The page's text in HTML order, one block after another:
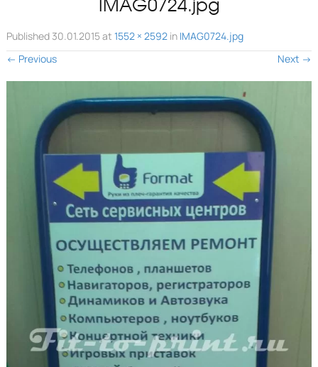
IMAG0724.jpg
Published 30.01.2015at 1552 × 2592in IMAG0724.jpg
← Previous Next →